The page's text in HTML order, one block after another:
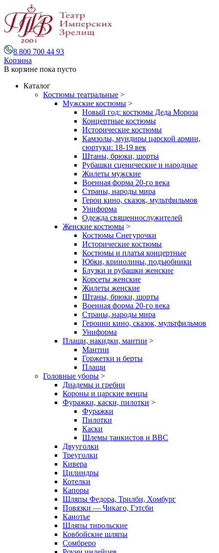
8 800 700 44 93
Корзина
В корзине пока пусто
Каталог
Костюмы театральные >
Мужские костюмы >
Новый год: костюмы Деда Мороза
Концертные костюмы
Исторические костюмы
Камзолы, мундиры царской армии,
сюртуки: 18-19 век
Штаны, брюки, шорты
Рубашки сценические и народные
Жилеты мужские
Военная форма 20-го века
Страны, народы мира
Герои кино, сказок, мультфильмов
Униформа
Одежда священнослужителей
Женские костюмы >
Костюмы Снегурочки
Исторические костюмы
Костюмы и платья концертные
Юбки, кринолины, подъюбники
Блузки и рубашки женские
Корсеты женские
Жилеты женские
Штаны, брюки, шорты
Военная форма 20-го века
Страны, народы мира
Героини кино, сказок, мультфильмов
Униформа
Плащи, накидки, мантии >
Мантии
Горжетки и берты
Плащи
Головные уборы >
Диадемы и гребни
Короны и царские венцы
Фуражки, каски, пилотки >
Фуражки
Пилотки
Каски
Шлемы танкистов и ВВС
Двууголки
Треуголки
Кивера
Цилиндры
Котелки
Капоры
Шляпы Федора, Трилби, Хомбург
Повязки — Чикаго, Гэтсби
Канотье
Шляпы тирольские
Ковбойские шляпы
Сомбреро